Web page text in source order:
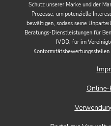
Schutz unserer Marke und der
Prozesse, um potenzielle
bewältigen, sodass seine
Beratungs-Dienstleistungen für
IVDD, für im
Online-